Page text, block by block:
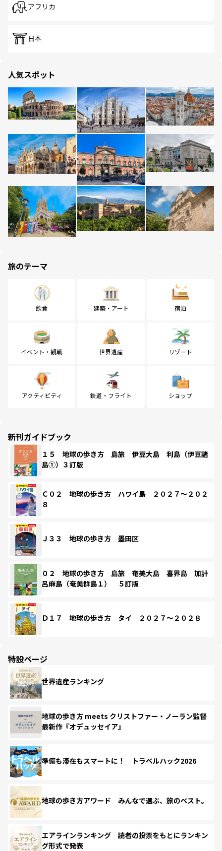
アフリカ
日本
人気スポット
旅のテーマ
飲食 建築・アート 宿泊
イベント・観戦 世界遺産 リゾート
アクティビティ 鉄道・フライト ショップ
新刊ガイドブック
１５ 地球の歩き方 島旅 伊豆大島 利島（伊豆諸
島①）３訂版
Ｃ０２ 地球の歩き方 ハワイ島 ２０２７～２０２
８
Ｊ３３ 地球の歩き方 墨田区
０２ 地球の歩き方 島旅 奄美大島 喜界島 加計
呂麻島（奄美群島１） ５訂版
Ｄ１７ 地球の歩き方 タイ ２０２７～２０２８
特設ページ
世界遺産ランキング
地球の歩き方 meets クリストファー・ノーラン監督
最新作『オデュッセイア』
準備も滞在もスマートに！ トラベルハック2026
地球の歩き方アワード みんなで選ぶ、旅のベスト。
エアラインランキング 読者の投票をもとにランキン
グ形式で発表